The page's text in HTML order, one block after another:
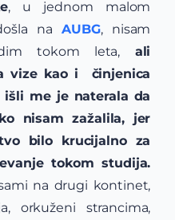
, u jednom malom
naAUBG, nisam
tokom leta, ali
vize kao i činjenica
me je naterala da
nisam zažalila, jer
bilo krucijalno za
tokom studija.
na drugi kontinet,
orkuženi strancima,